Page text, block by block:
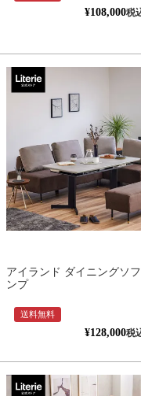
¥108,000税
アイランド ダイニングソ
ンプ
送料無料
¥128,000税